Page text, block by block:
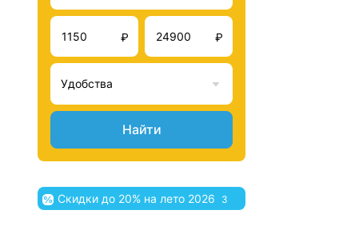
₽ ₽
Удобства
Найти
Скидки до 20% на лето 2026 3